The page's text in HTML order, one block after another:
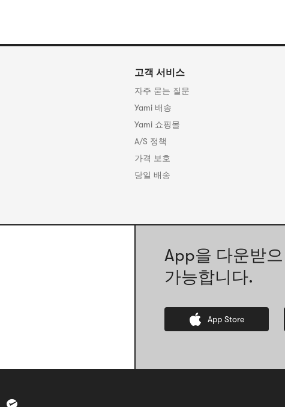
고객 서비스
자주 묻는 질문
Yami 배송
Yami 쇼핑몰
A/S 정책
가격 보호
당일 배송
App을 다운받
가능합니다.
App Store